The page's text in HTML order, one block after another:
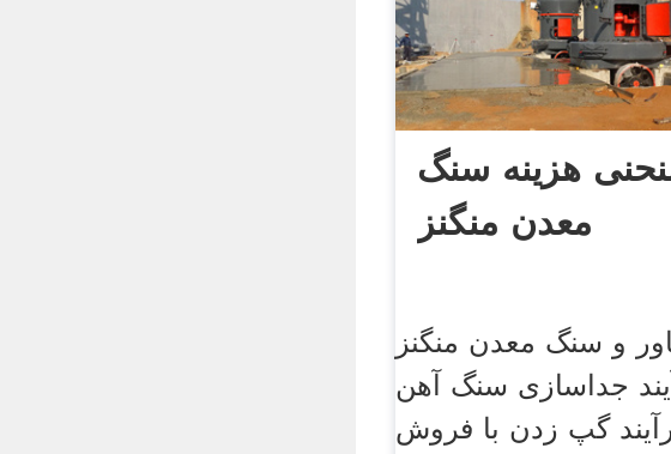
هزینه سنگ
معدن منگنز
و سنگ معدن منگنز
جداسازی سنگ آهن
گپ زدن با فروش